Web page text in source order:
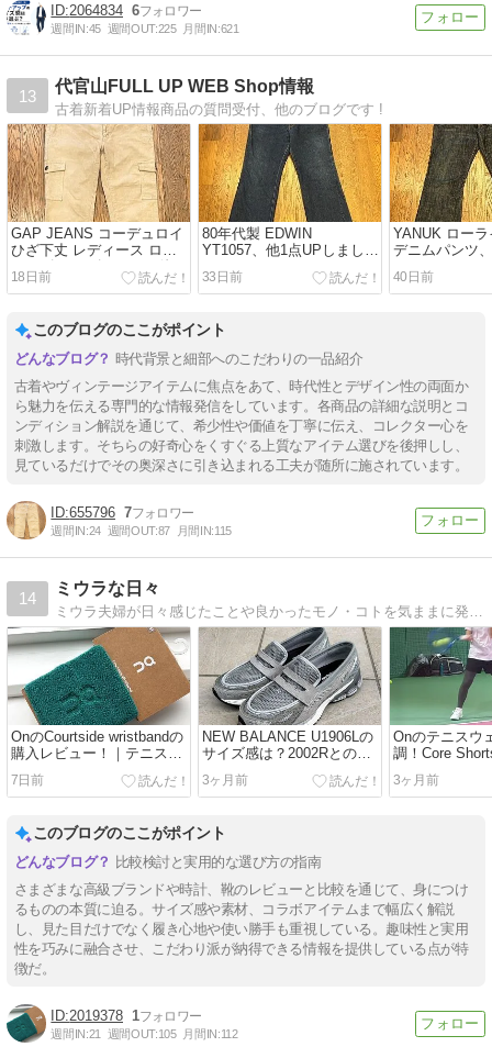
2064834 6
週間IN:45 週間OUT:225 月間IN:621
13
代官山FULL UP WEB Shop情報
古着新着UP情報商品の質問受付、他のブログです !
GAP JEANS コーデュロイ
ひざ下丈 レディース ロー
ライズ カーゴパンツ、他1
点UPしました !
18日前
80年代製 EDWIN
YT1057、他1点UPしました
33日前
YANUK ロー
デニムパンツ
ました !
40日前
このブログのここがポイント
時代背景と細部へのこだわりの一品紹介
古着やヴィンテージアイテムに焦点をあて、時代性とデザイン性の両面か
ら魅力を伝える専門的な情報発信をしています。各商品の詳細な説明とコ
ンディション解説を通じて、希少性や価値を丁寧に伝え、コレクター心を
刺激します。そちらの好奇心をくすぐる上質なアイテム選びを後押しし、
見ているだけでその奥深さに引き込まれる工夫が随所に施されています。
655796 7
週間IN:24 週間OUT:87 月間IN:115
14
ミウラな日々
ミウラ夫婦が日々感じたことや良かったモノ・コトを気ままに発信するブログです。海外旅行やチャーチ、オールデンなどの本格靴関連、そしてシューケアグッズなどが中心です。
OnのCourtside wristbandの
購入レビュー！｜テニス用
リストバンド
7日前
NEW BALANCE U1906Lの
サイズ感は？2002Rとの比
3ヶ月前
Onのテニスウ
調！Core
Court Skirt
イズの大きさ
3ヶ月前
このブログのここがポイント
比較検討と実用的な選び方の指南
さまざまな高級ブランドや時計、靴のレビューと比較を通じて、身につけ
るものの本質に迫る。サイズ感や素材、コラボアイテムまで幅広く解説
し、見た目だけでなく履き心地や使い勝手も重視している。趣味性と実用
性を巧みに融合させ、こだわり派が納得できる情報を提供している点が特
徴だ。
2019378 1
週間IN:21 週間OUT:105 月間IN:112